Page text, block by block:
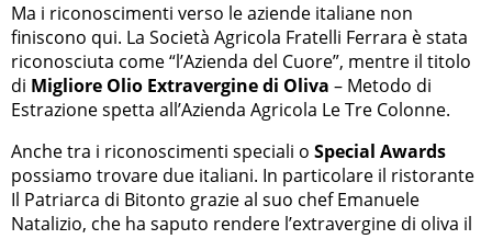
Ma i riconoscimenti verso le aziende italiane non
finiscono qui. La Società Agricola Fratelli Ferrara è stata
riconosciuta come “l’Azienda del Cuore”, mentre il titolo
di Migliore Olio Extravergine di Oliva – Metodo di
Estrazione spetta all’Azienda Agricola Le Tre Colonne.
Anche tra i riconoscimenti speciali o Special Awards
possiamo trovare due italiani. In particolare il ristorante
Il Patriarca di Bitonto grazie al suo chef Emanuele
Natalizio, che ha saputo rendere l’extravergine di oliva il